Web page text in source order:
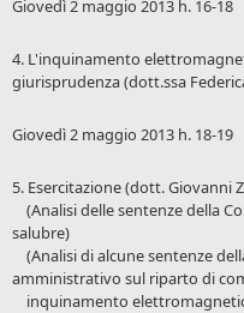
Giovedì 2 maggio 2013 h. 16-18
4. L'inquinamento
giurisprudenza (dott.ssa
Giovedì 2 maggio 2013 h. 18-19
5. Esercitazione (dott. Giovanni
(Analisi delle sentenze della
salubre)
(Analisi di alcune sentenze
amministrativo sul riparto di
inquinamento